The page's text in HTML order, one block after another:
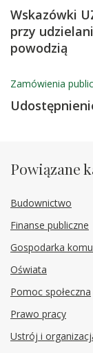
Wskazówki
przy
powodzią
Zamówienia
Powiązane
Budownictwo
Finanse publiczne
Gospodarka
Oświata
Pomoc społeczna
Prawo pracy
Ustrój i